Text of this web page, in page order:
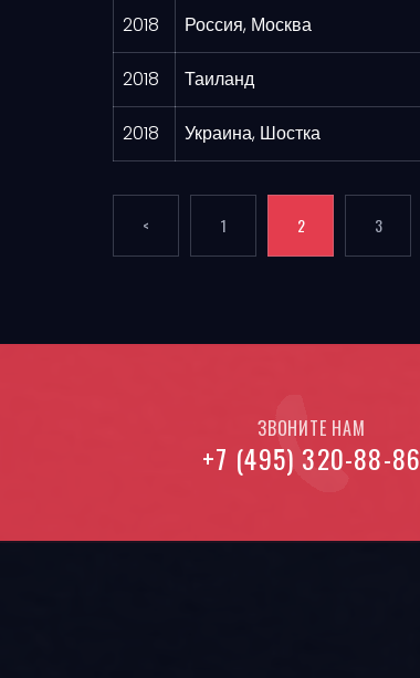
2018 Россия, Москва
2018 Таиланд
2018 Украина, Шостка
< 1 2 3
ЗВОНИТЕ НАМ
+7 (495) 320-88-86